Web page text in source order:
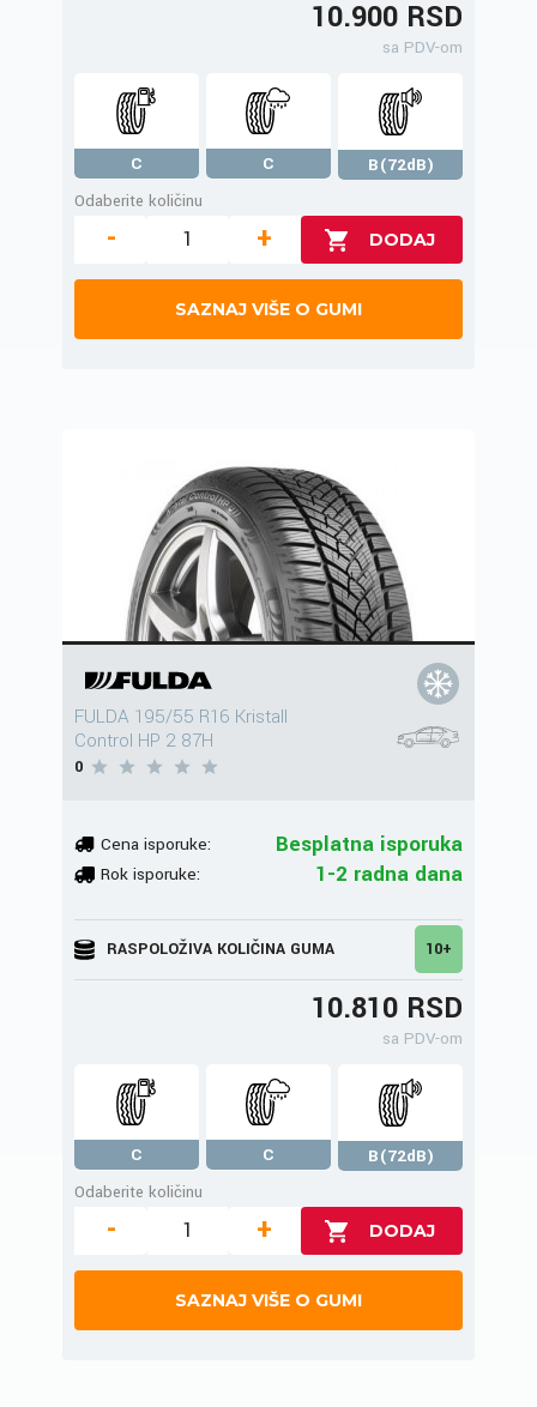
10.900 RSD
sa PDV-om
C C
B(72dB)
Odaberite količinu
- +
SAZNAJ VIŠE O GUMI
FULDA 195/55 R16 Kristall
Control HP 2 87H
0
Cena isporuke: Besplatna isporuka
Rok isporuke: 1-2 radna dana
RASPOLOŽIVA KOLIČINA GUMA 10+
10.810 RSD
sa PDV-om
C C
B(72dB)
Odaberite količinu
- +
SAZNAJ VIŠE O GUMI